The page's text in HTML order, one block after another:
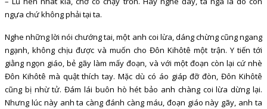
ngựa chứ không phải tại ta.
Nghe những lời nói chướng tai, một anh coi lừa, dáng chừng cũng ngang
ngạnh, không chịu được và muốn cho Đôn Kihôtê một trận. Y tiến tới
giằng ngọn giáo, bẻ gãy làm mấy đoạn, và với một đoạn còn lại cứ nhè
Đôn Kihôtê mà quật thích tay. Mặc dù có áo giáp đỡ đòn, Đôn Kihôtê
cũng bị nhừ tử. Đám lái buôn hò hét bảo anh chàng coi lừa dừng lại.
Nhưng lúc này anh ta càng đánh càng máu, đoạn giáo này gãy, anh ta